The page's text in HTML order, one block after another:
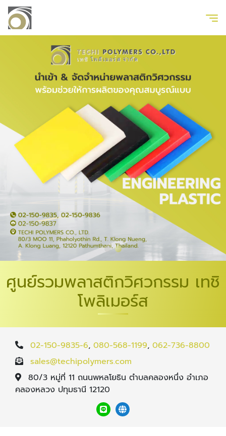
ศูนย์รวมพลาสติกวิศวกรรม เทชิ
โพลิเมอร์ส
02-150-9835-6, 080-568-1199, 062-736-8800
sales@techipolymers.com
80/3 หมู่ที่ 11 ถนนพหลโยธิน ตำบลคลองหนึ่ง อำเภอ
คลองหลวง ปทุมธานี 12120